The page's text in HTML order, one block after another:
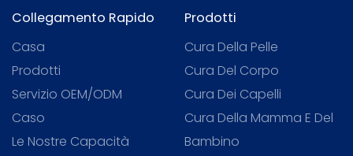
Collegamento Rapido
Casa
Prodotti
Servizio OEM/ODM
Caso
Le Nostre Capacità
Prodotti
Cura Della Pelle
Cura Del Corpo
Cura Dei Capelli
Cura Della Mamma E Del
Bambino